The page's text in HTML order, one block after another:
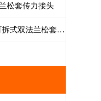
松套传力接头
VSSJAFC/CC2F型可拆式双法兰松套传力接头